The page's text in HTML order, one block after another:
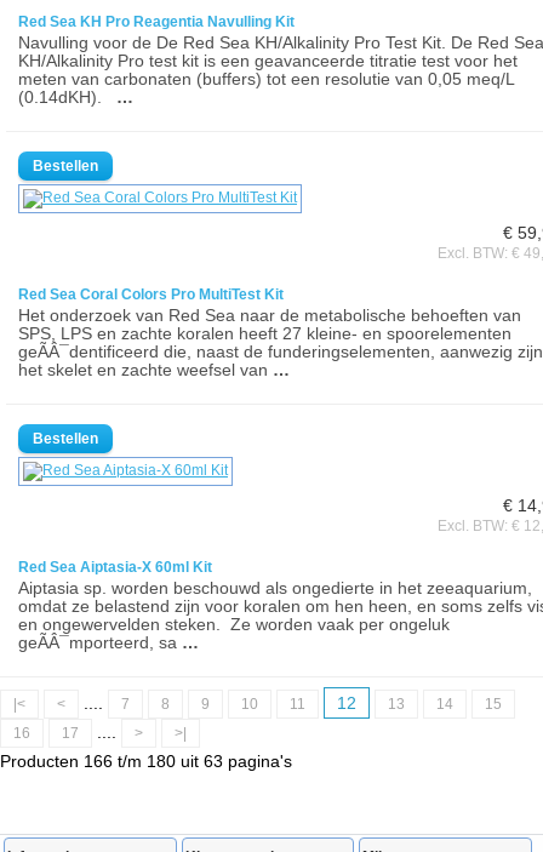
Red Sea KH Pro Reagentia Navulling Kit
Navulling voor de De Red Sea KH/Alkalinity Pro Test Kit. De Red Sea
KH/Alkalinity Pro test kit is een geavanceerde titratie test voor het
meten van carbonaten (buffers) tot een resolutie van 0,05 meq/L
(0.14dKH). …
€
Excl. BTW: €
Red Sea Coral Colors Pro MultiTest Kit
Het onderzoek van Red Sea naar de metabolische behoeften van
SPS, LPS en zachte koralen heeft 27 kleine- en spoorelementen
geÃÂ¯dentificeerd die, naast de funderingselementen, aanwezig
het skelet en zachte weefsel van …
€
Excl. BTW: €
Red Sea Aiptasia-X 60ml Kit
Aiptasia sp. worden beschouwd als ongedierte in het zeeaquarium,
omdat ze belastend zijn voor koralen om hen heen, en soms zelfs
en ongewervelden steken. Ze worden vaak per ongeluk
geÃÂ¯mporteerd, sa …
|< < 7 8 9 10 11 12 13 14
15
16
17 > >|
Producten 166 t/m 180 uit 63 pagina's